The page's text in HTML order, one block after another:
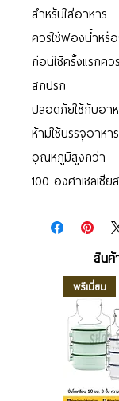
สำหรับใส่อาหาร
ควรใช่ฟองน้ำหรื
ก่อนใช้ครั้งแรกค
สกปรก
ปลอดภัยใช้กับอาห
ห้ามใช้บรรจุอาหา
อุณหภูมิสูงกว่า
100 องศาเซลเซียส
สินค้
พรีเมี่ยม